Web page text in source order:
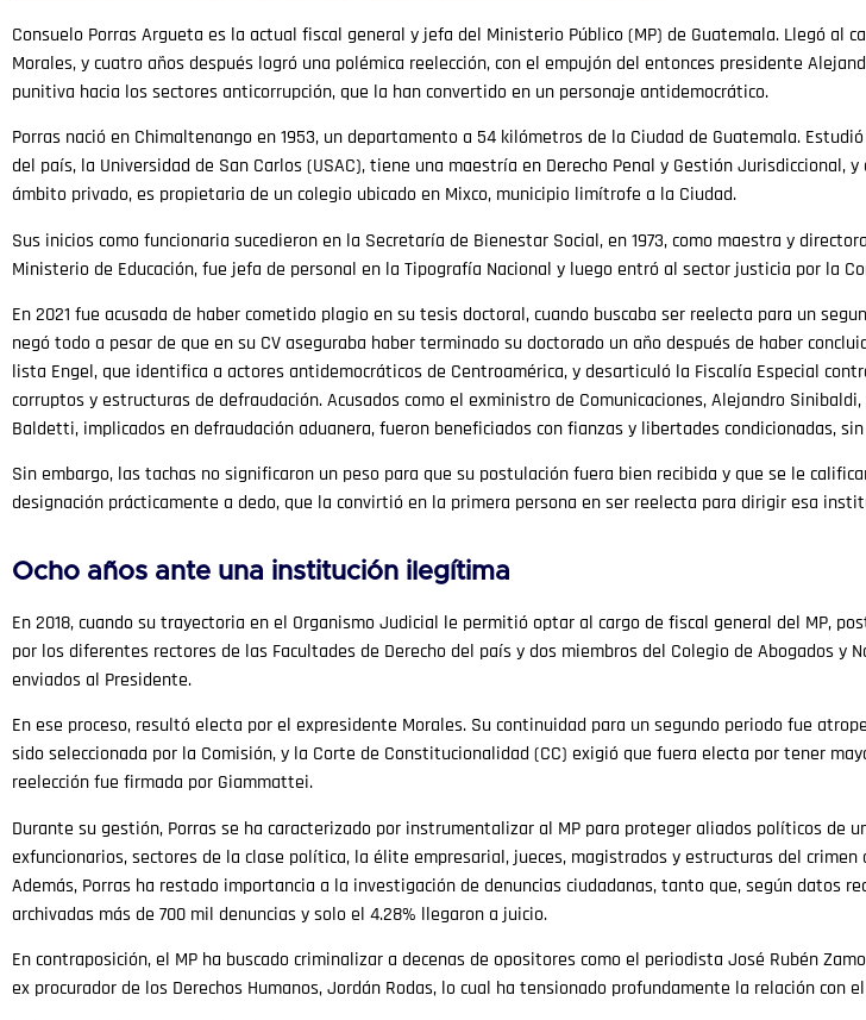
Consuelo Porras Argueta es la actual fiscal general y jefa del Ministerio Público (MP) de Guatemala. Llegó al
Morales, y cuatro años después logró una polémica reelección, con el empujón del entonces presidente
punitiva hacia los sectores anticorrupción, que la han convertido en un personaje antidemocrático.
Porras nació en Chimaltenango en 1953, un departamento a 54 kilómetros de la Ciudad de Guatemala.
del país, la Universidad de San Carlos (USAC), tiene una maestría en Derecho Penal y Gestión Jurisdiccional,
ámbito privado, es propietaria de un colegio ubicado en Mixco, municipio limítrofe a la Ciudad.
Sus inicios como funcionaria sucedieron en la Secretaría de Bienestar Social, en 1973, como maestra y
Ministerio de Educación, fue jefa de personal en la Tipografía Nacional y luego entró al sector justicia por la
En 2021 fue acusada de haber cometido plagio en su tesis doctoral, cuando buscaba ser reelecta para un
negó todo a pesar de que en su CV aseguraba haber terminado su doctorado un año después de haber
lista Engel, que identifica a actores antidemocráticos de Centroamérica, y desarticuló la Fiscalía Especial
corruptos y estructuras de defraudación. Acusados como el exministro de Comunicaciones, Alejandro
Baldetti, implicados en defraudación aduanera, fueron beneficiados con fianzas y libertades condicionadas,
Sin embargo, las tachas no significaron un peso para que su postulación fuera bien recibida y que se le
designación prácticamente a dedo, que la convirtió en la primera persona en ser reelecta para dirigir esa
Ocho años ante una institución ilegítima
En 2018, cuando su trayectoria en el Organismo Judicial le permitió optar al cargo de fiscal general del MP,
por los diferentes rectores de las Facultades de Derecho del país y dos miembros del Colegio de Abogados y
enviados al Presidente.
En ese proceso, resultó electa por el expresidente Morales. Su continuidad para un segundo periodo fue
sido seleccionada por la Comisión, y la Corte de Constitucionalidad (CC) exigió que fuera electa por tener
reelección fue firmada por Giammattei.
Durante su gestión, Porras se ha caracterizado por instrumentalizar al MP para proteger aliados políticos de
exfuncionarios, sectores de la clase política, la élite empresarial, jueces, magistrados y estructuras del
Además, Porras ha restado importancia a la investigación de denuncias ciudadanas, tanto que, según datos
archivadas más de 700 mil denuncias y solo el 4.28% llegaron a juicio.
En contraposición, el MP ha buscado criminalizar a decenas de opositores como el periodista José Rubén
ex procurador de los Derechos Humanos, Jordán Rodas, lo cual ha tensionado profundamente la relación con